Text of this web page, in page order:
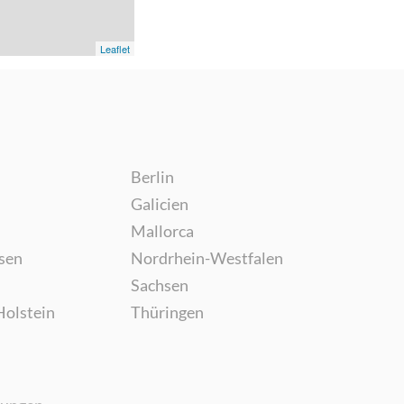
Leaflet
Berlin
Galicien
Mallorca
Nordrhein-Westfalen
Sachsen
Thüringen